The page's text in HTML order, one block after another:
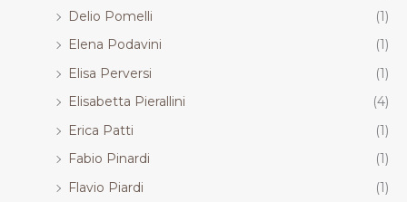
Delio Pomelli
(1)
Elena Podavini
(1)
Elisa Perversi
(1)
Elisabetta Pierallini
(4)
Erica Patti
(1)
Fabio Pinardi
(1)
Flavio Piardi
(1)